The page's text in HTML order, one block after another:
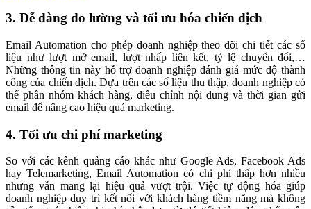
3. Dễ dàng đo lường và tối ưu hóa chiến dịch
Email Automation cho phép doanh nghiệp theo dõi chi tiết các số
liệu như lượt mở email, lượt nhấp liên kết, tỷ lệ chuyển đổi,…
Những thông tin này hỗ trợ doanh nghiệp đánh giá mức độ thành
công của chiến dịch. Dựa trên các số liệu thu thập, doanh nghiệp có
thể phân nhóm khách hàng, điều chỉnh nội dung và thời gian gửi
email để nâng cao hiệu quả marketing.
4. Tối ưu chi phí marketing
So với các kênh quảng cáo khác như Google Ads, Facebook Ads
hay Telemarketing, Email Automation có chi phí thấp hơn nhiều
nhưng vẫn mang lại hiệu quả vượt trội. Việc tự động hóa giúp
doanh nghiệp duy trì kết nối với khách hàng tiềm năng mà không